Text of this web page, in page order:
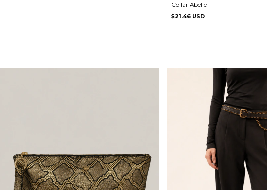
Collar Abelle
$21.46 USD